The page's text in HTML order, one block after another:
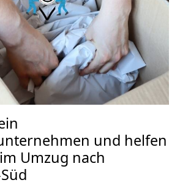
und helfen
Umzug nach